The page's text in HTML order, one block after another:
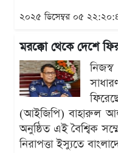
২০২৫ ডিসেম্বর ০৫
মরক্কো থেকে দেশে
(আইজিপি) বাহারুল
অনুষ্ঠিত এই বৈশ্বিক
নিরাপত্তা ইস্যুতে